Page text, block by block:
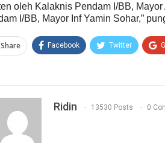
oleh Kalaknis Pendam I/BB,
I/BB, Mayor Inf Yamin Sohar,”
Share Facebook Twitter
Ridin 13530 Posts 0